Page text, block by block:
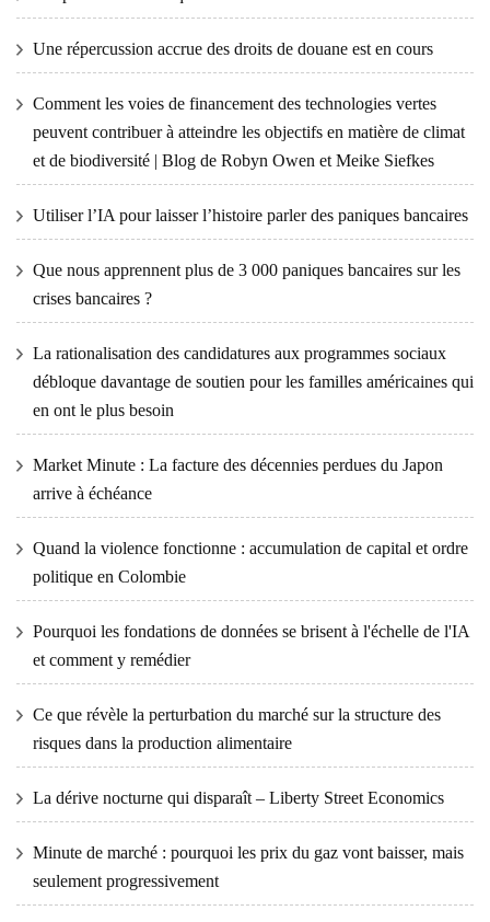
Une répercussion accrue des droits de douane est en cours
Comment les voies de financement des technologies vertes
peuvent contribuer à atteindre les objectifs en matière de climat
et de biodiversité | Blog de Robyn Owen et Meike Siefkes
Utiliser l’IA pour laisser l’histoire parler des paniques bancaires
Que nous apprennent plus de 3 000 paniques bancaires sur les
crises bancaires ?
La rationalisation des candidatures aux programmes sociaux
débloque davantage de soutien pour les familles américaines qui
en ont le plus besoin
Market Minute : La facture des décennies perdues du Japon
arrive à échéance
Quand la violence fonctionne : accumulation de capital et ordre
politique en Colombie
Pourquoi les fondations de données se brisent à l'échelle de l'IA
et comment y remédier
Ce que révèle la perturbation du marché sur la structure des
risques dans la production alimentaire
La dérive nocturne qui disparaît – Liberty Street Economics
Minute de marché : pourquoi les prix du gaz vont baisser, mais
seulement progressivement